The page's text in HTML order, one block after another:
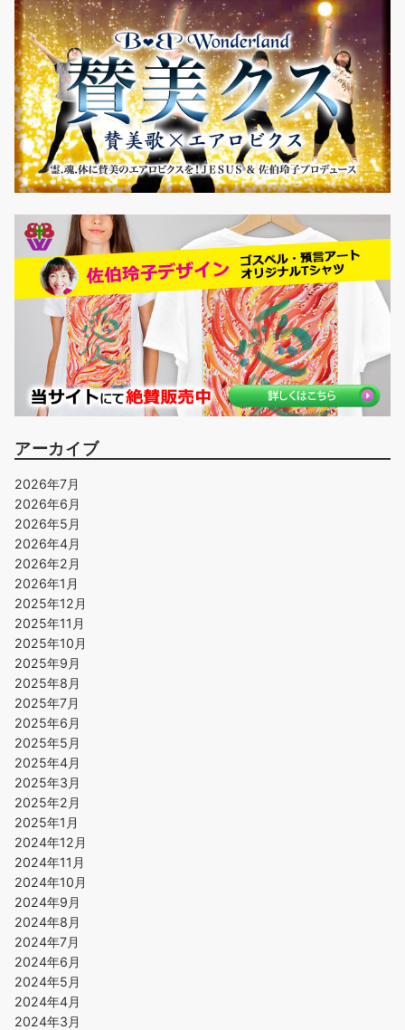
アーカイブ
2026年7月
2026年6月
2026年5月
2026年4月
2026年2月
2026年1月
2025年12月
2025年11月
2025年10月
2025年9月
2025年8月
2025年7月
2025年6月
2025年5月
2025年4月
2025年3月
2025年2月
2025年1月
2024年12月
2024年11月
2024年10月
2024年9月
2024年8月
2024年7月
2024年6月
2024年5月
2024年4月
2024年3月